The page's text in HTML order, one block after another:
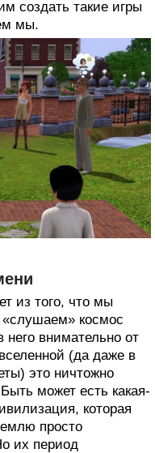
создать такие игры
мы.
из того, что мы
космос
него внимательно от
(да даже в
это ничтожно
может есть какая-
которая
просто
их период